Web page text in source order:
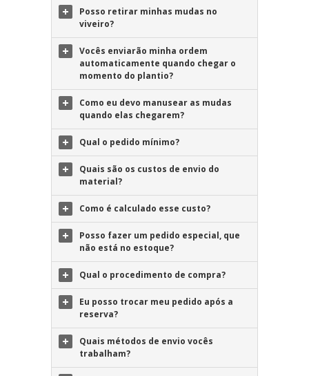
Posso retirar minhas mudas no
viveiro?
Vocês enviarão minha ordem
automaticamente quando chegar o
momento do plantio?
Como eu devo manusear as mudas
quando elas chegarem?
Qual o pedido mínimo?
Quais são os custos de envio do
material?
Como é calculado esse custo?
Posso fazer um pedido especial, que
não está no estoque?
Qual o procedimento de compra?
Eu posso trocar meu pedido após a
reserva?
Quais métodos de envio vocês
trabalham?